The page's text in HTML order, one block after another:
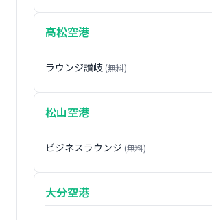
高松空港
ラウンジ讃岐 (無料)
松山空港
ビジネスラウンジ (無料)
大分空港